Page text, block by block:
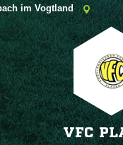
im Vogtland
VFC